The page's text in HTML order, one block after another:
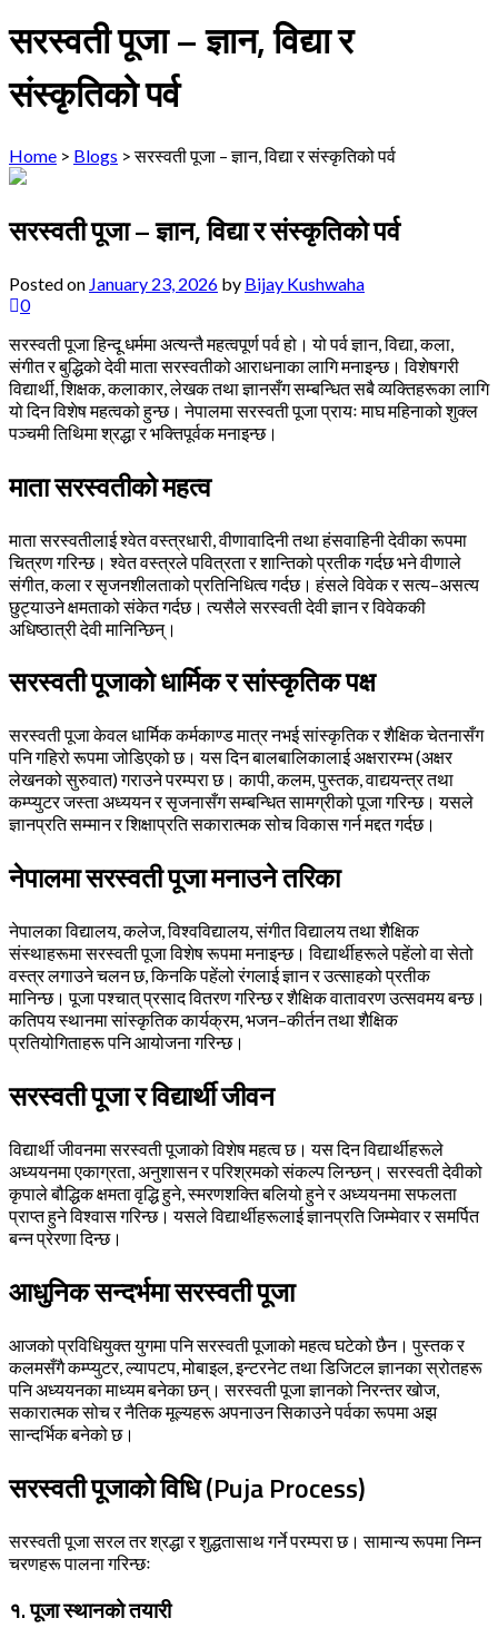
सरस्वती पूजा – ज्ञान, विद्या र
संस्कृतिको पर्व
Home > Blogs >सरस्वती पूजा – ज्ञान, विद्या र संस्कृतिको पर्व
सरस्वती पूजा – ज्ञान, विद्या र संस्कृतिको पर्व
Posted on January 23, 2026 by Bijay Kushwaha
0
सरस्वती पूजा हिन्दू धर्ममा अत्यन्तै महत्वपूर्ण पर्व हो। यो पर्व ज्ञान, विद्या, कला,
संगीत र बुद्धिको देवी माता सरस्वतीको आराधनाका लागि मनाइन्छ। विशेषगरी
विद्यार्थी, शिक्षक, कलाकार, लेखक तथा ज्ञानसँग सम्बन्धित सबै व्यक्तिहरूका लागि
यो दिन विशेष महत्वको हुन्छ। नेपालमा सरस्वती पूजा प्रायः माघ महिनाको शुक्ल
पञ्चमी तिथिमा श्रद्धा र भक्तिपूर्वक मनाइन्छ।
माता सरस्वतीको महत्व
माता सरस्वतीलाई श्वेत वस्त्रधारी, वीणावादिनी तथा हंसवाहिनी देवीका रूपमा
चित्रण गरिन्छ। श्वेत वस्त्रले पवित्रता र शान्तिको प्रतीक गर्दछ भने वीणाले
संगीत, कला र सृजनशीलताको प्रतिनिधित्व गर्दछ। हंसले विवेक र सत्य–असत्य
छुट्याउने क्षमताको संकेत गर्दछ। त्यसैले सरस्वती देवी ज्ञान र विवेककी
अधिष्ठात्री देवी मानिन्छिन्।
सरस्वती पूजाको धार्मिक र सांस्कृतिक पक्ष
सरस्वती पूजा केवल धार्मिक कर्मकाण्ड मात्र नभई सांस्कृतिक र शैक्षिक चेतनासँग
पनि गहिरो रूपमा जोडिएको छ। यस दिन बालबालिकालाई अक्षरारम्भ (अक्षर
लेखनको सुरुवात) गराउने परम्परा छ। कापी, कलम, पुस्तक, वाद्ययन्त्र तथा
कम्प्युटर जस्ता अध्ययन र सृजनासँग सम्बन्धित सामग्रीको पूजा गरिन्छ। यसले
ज्ञानप्रति सम्मान र शिक्षाप्रति सकारात्मक सोच विकास गर्न मद्दत गर्दछ।
नेपालमा सरस्वती पूजा मनाउने तरिका
नेपालका विद्यालय, कलेज, विश्वविद्यालय, संगीत विद्यालय तथा शैक्षिक
संस्थाहरूमा सरस्वती पूजा विशेष रूपमा मनाइन्छ। विद्यार्थीहरूले पहेंलो वा सेतो
वस्त्र लगाउने चलन छ, किनकि पहेंलो रंगलाई ज्ञान र उत्साहको प्रतीक
मानिन्छ। पूजा पश्चात् प्रसाद वितरण गरिन्छ र शैक्षिक वातावरण उत्सवमय बन्छ।
कतिपय स्थानमा सांस्कृतिक कार्यक्रम, भजन–कीर्तन तथा शैक्षिक
प्रतियोगिताहरू पनि आयोजना गरिन्छ।
सरस्वती पूजा र विद्यार्थी जीवन
विद्यार्थी जीवनमा सरस्वती पूजाको विशेष महत्व छ। यस दिन विद्यार्थीहरूले
अध्ययनमा एकाग्रता, अनुशासन र परिश्रमको संकल्प लिन्छन्। सरस्वती देवीको
कृपाले बौद्धिक क्षमता वृद्धि हुने, स्मरणशक्ति बलियो हुने र अध्ययनमा सफलता
प्राप्त हुने विश्वास गरिन्छ। यसले विद्यार्थीहरूलाई ज्ञानप्रति जिम्मेवार र समर्पित
बन्न प्रेरणा दिन्छ।
आधुनिक सन्दर्भमा सरस्वती पूजा
आजको प्रविधियुक्त युगमा पनि सरस्वती पूजाको महत्व घटेको छैन। पुस्तक र
कलमसँगै कम्प्युटर, ल्यापटप, मोबाइल, इन्टरनेट तथा डिजिटल ज्ञानका स्रोतहरू
पनि अध्ययनका माध्यम बनेका छन्। सरस्वती पूजा ज्ञानको निरन्तर खोज,
सकारात्मक सोच र नैतिक मूल्यहरू अपनाउन सिकाउने पर्वका रूपमा अझ
सान्दर्भिक बनेको छ।
सरस्वती पूजाको विधि (Puja Process)
सरस्वती पूजा सरल तर श्रद्धा र शुद्धतासाथ गर्ने परम्परा छ। सामान्य रूपमा निम्न
चरणहरू पालना गरिन्छः
१. पूजा स्थानको तयारी